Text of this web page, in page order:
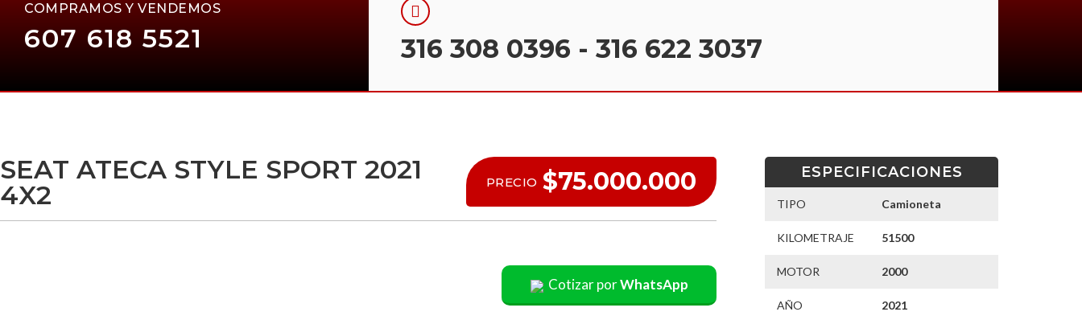
COMPRAMOS Y VENDEMOS
607 618 5521 316 308 0396 - 316 622 3037
SEAT ATECA STYLE SPORT 2021
4X2
PRECIO $75.000.000
Cotizar porWhatsApp
ESPECIFICACIONES
TIPO Camioneta
KILOMETRAJE 51500
MOTOR 2000
AÑO 2021